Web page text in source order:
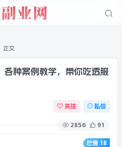
正文
各种案例教学，带你吃透服
关注 私信
2856 91
已售 18